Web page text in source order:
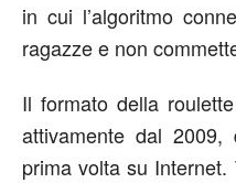
in cui l’algoritmo
ragazze e non
Il formato della
attivamente dal
prima volta su